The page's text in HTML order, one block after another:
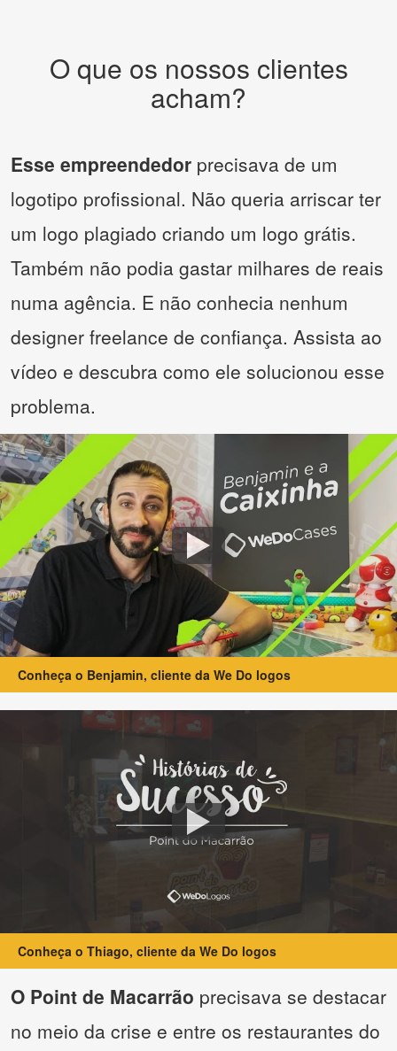
O que os nossos clientes
acham?
Esse empreendedor precisava de um
logotipo profissional. Não queria arriscar ter
um logo plagiado criando um logo grátis.
Também não podia gastar milhares de reais
numa agência. E não conhecia nenhum
designer freelance de confiança. Assista ao
vídeo e descubra como ele solucionou esse
problema.
Conheça o Benjamin, cliente da We Do logos
Conheça o Thiago, cliente da We Do logos
O Point de Macarrão precisava se destacar
no meio da crise e entre os restaurantes do